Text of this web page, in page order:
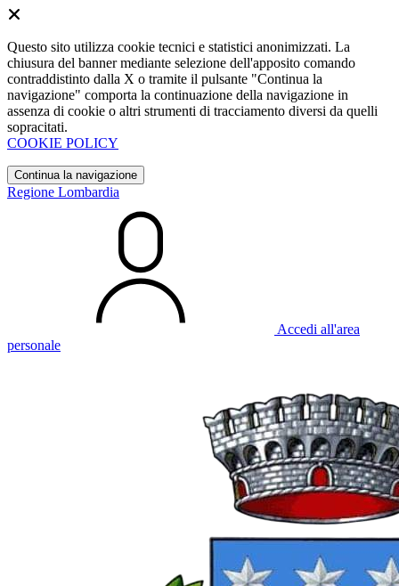
Questo sito utilizza cookie tecnici e statistici anonimizzati. La
chiusura del banner mediante selezione dell'apposito comando
contraddistinto dalla X o tramite il pulsante "Continua la
navigazione" comporta la continuazione della navigazione in
assenza di cookie o altri strumenti di tracciamento diversi da quelli
sopracitati.
COOKIE POLICY
Continua la navigazione
Regione Lombardia
Accedi all'area
personale